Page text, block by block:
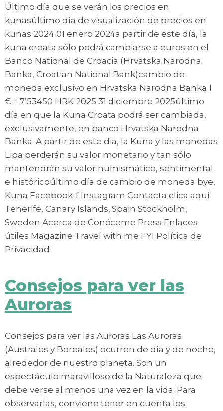
Último día que se verán los precios en
kunasúltimo día de visualización de precios en
kunas 2024 01 enero 2024a partir de este día, la
kuna croata sólo podrá cambiarse a euros en el
Banco National de Croacia (Hrvatska Narodna
Banka, Croatian National Bank)cambio de
moneda exclusivo en Hrvatska Narodna Banka 1
€ = 7’53450 HRK 2025 31 diciembre 2025último
día en que la Kuna Croata podrá ser cambiada,
exclusivamente, en banco Hrvatska Narodna
Banka. A partir de este día, la Kuna y las monedas
Lipa perderán su valor monetario y tan sólo
mantendrán su valor numismático, sentimental
e históricoúltimo día de cambio de moneda bye,
Kuna Facebook-f Instagram Contacta clica aquí
Tenerife, Canary Islands, Spain Stockholm,
Sweden Acerca de Conóceme Press Enlaces
útiles Magazine Travel with me FYI Política de
Privacidad
Consejos para ver las
Auroras
Consejos para ver las Auroras Las Auroras
(Australes y Boreales) ocurren de día y de noche,
alrededor de nuestro planeta. Son un
espectáculo maravilloso de la Naturaleza que
debe verse al menos una vez en la vida. Para
observarlas, conviene tener en cuenta los